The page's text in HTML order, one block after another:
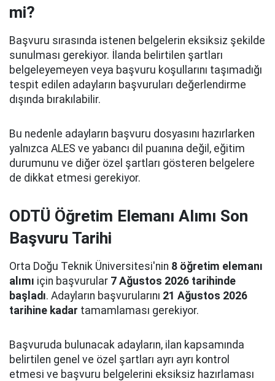
mi?
Başvuru sırasında istenen belgelerin eksiksiz şekilde
sunulması gerekiyor. İlanda belirtilen şartları
belgeleyemeyen veya başvuru koşullarını taşımadığı
tespit edilen adayların başvuruları değerlendirme
dışında bırakılabilir.
Bu nedenle adayların başvuru dosyasını hazırlarken
yalnızca ALES ve yabancı dil puanına değil, eğitim
durumunu ve diğer özel şartları gösteren belgelere
de dikkat etmesi gerekiyor.
ODTÜ Öğretim Elemanı Alımı Son
Başvuru Tarihi
Orta Doğu Teknik Üniversitesi'nin 8 öğretim elemanı
alımı için başvurular 7 Ağustos 2026 tarihinde
başladı. Adayların başvurularını 21 Ağustos 2026
tarihine kadar tamamlaması gerekiyor.
Başvuruda bulunacak adayların, ilan kapsamında
belirtilen genel ve özel şartları ayrı ayrı kontrol
etmesi ve başvuru belgelerini eksiksiz hazırlaması